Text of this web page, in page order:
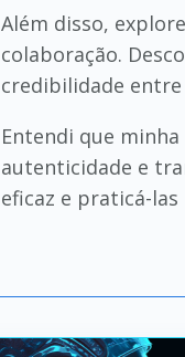
Além disso,
colaboração.
credibilidade
Entendi que
autenticidade e
eficaz e praticá-